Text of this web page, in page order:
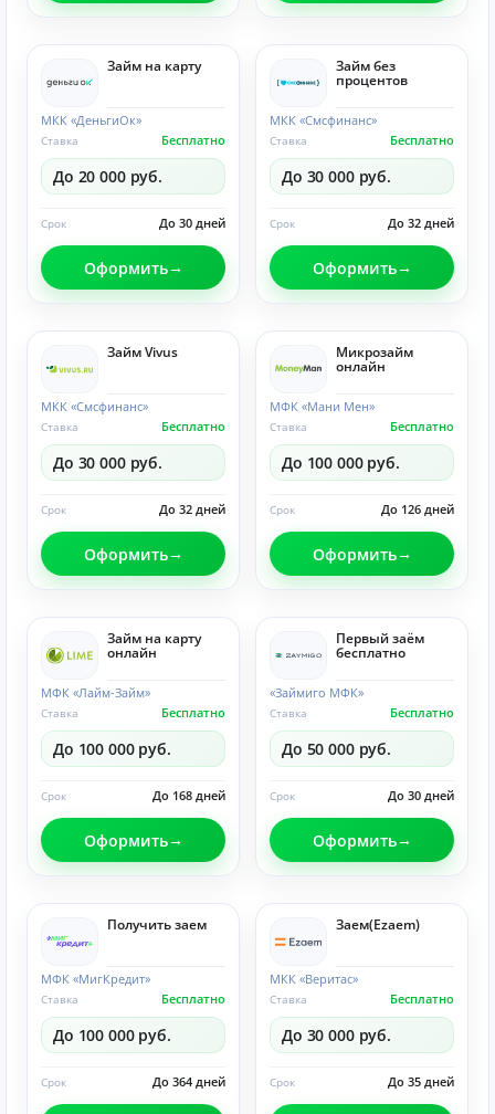
Займ на карту
МКК «ДеньгиОк»
Бесплатно
Ставка
До 20 000 руб.
До 30 дней
Срок
Оформить
Займ без
процентов
МКК «Смсфинанс»
Бесплатно
Ставка
До 30 000 руб.
До 32 дней
Срок
Оформить
Займ Vivus
МКК «Смсфинанс»
Бесплатно
Ставка
До 30 000 руб.
До 32 дней
Срок
Оформить
Микрозайм
онлайн
МФК «Мани Мен»
Бесплатно
Ставка
До 100 000 руб.
До 126 дней
Срок
Оформить
Займ на карту
онлайн
МФК «Лайм-Займ»
Бесплатно
Ставка
До 100 000 руб.
До 168 дней
Срок
Оформить
Первый заём
бесплатно
«Займиго МФК»
Бесплатно
Ставка
До 50 000 руб.
До 30 дней
Срок
Оформить
Получить заем
МФК «МигКредит»
Бесплатно
Ставка
До 100 000 руб.
До 364 дней
Срок
Заем(Ezaem)
МКК «Веритас»
Бесплатно
Ставка
До 30 000 руб.
До 35 дней
Срок